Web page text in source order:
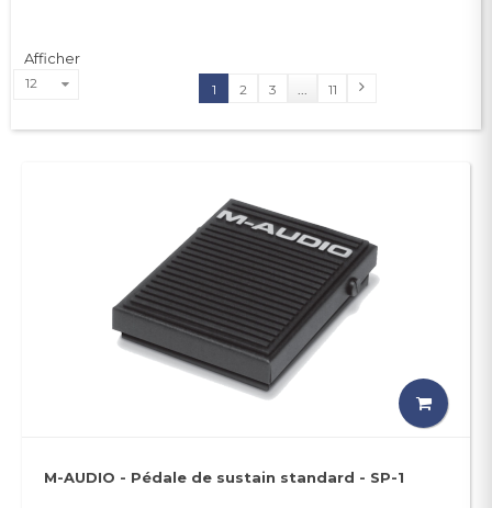
1 2 3 11
Afficher
12
M-AUDIO - Pédale de sustain standard - SP-1